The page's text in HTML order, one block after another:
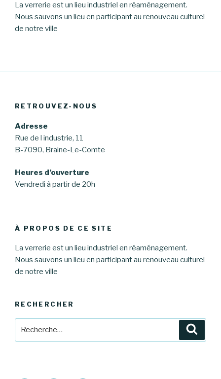
La verrerie est un lieu industriel en réaménagement.
Nous sauvons un lieu en participant au renouveau culturel
de notre ville
RETROUVEZ-NOUS
Adresse
Rue de l industrie, 11
B-7090, Braine-Le-Comte
Heures d’ouverture
Vendredi à partir de 20h
À PROPOS DE CE SITE
La verrerie est un lieu industriel en réaménagement.
Nous sauvons un lieu en participant au renouveau culturel
de notre ville
RECHERCHER